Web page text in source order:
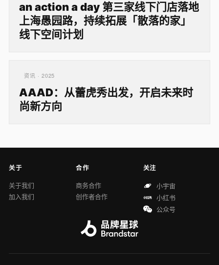
an action a day 第三家线下门店落地
上海愚园路，持续拓展「散落的家」
线下空间计划
资讯 · 2025
AAAD：从蕾虎秀出发，开启未来时
尚新方向
关于
关于我们
加入我们
合作
商务合作
创作者合作
关注
小宇宙
小红书
公众号